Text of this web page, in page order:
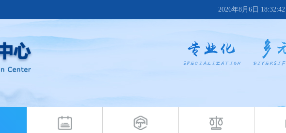
2026年8月6日 18:32:42